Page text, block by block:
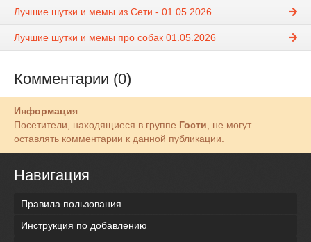
Лучшие шутки и мемы из Сети - 01.05.2026
Лучшие шутки и мемы про собак 01.05.2026
Комментарии (0)
Информация
Посетители, находящиеся в группе Гости , не могут
оставлять комментарии к данной публикации.
Навигация
Правила пользования
Инструкция по добавлению